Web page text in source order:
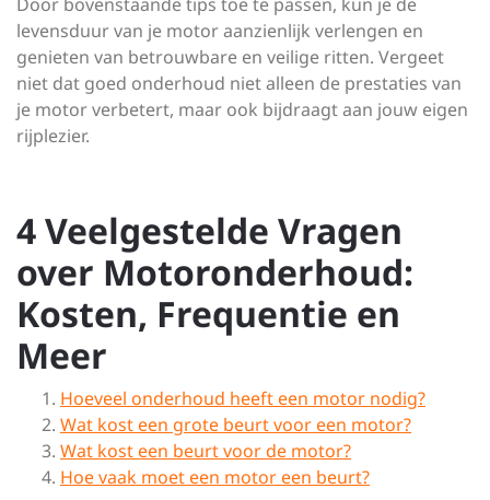
levensduur van je motor aanzienlijk verlengen en
genieten van betrouwbare en veilige ritten. Vergeet
niet dat goed onderhoud niet alleen de prestaties van
je motor verbetert, maar ook bijdraagt aan jouw eigen
rijplezier.
4 Veelgestelde Vragen
over Motoronderhoud:
Kosten, Frequentie en
Meer
Hoeveel onderhoud heeft een motor nodig?
Wat kost een grote beurt voor een motor?
Wat kost een beurt voor de motor?
Hoe vaak moet een motor een beurt?